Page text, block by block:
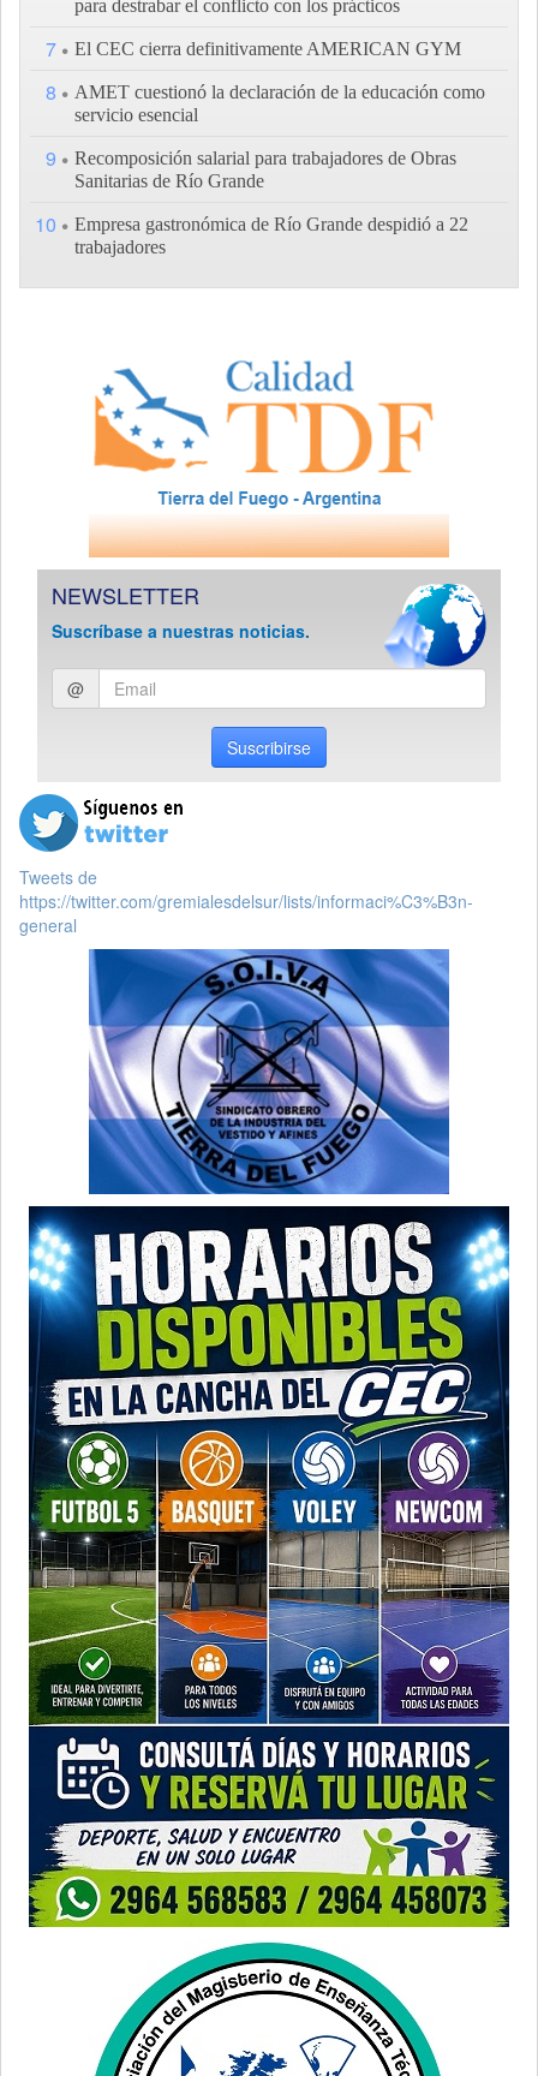
para destrabar el conflicto con los prácticos
7 El CEC cierra definitivamente AMERICAN GYM
8
AMET cuestionó la declaración de la educación como
servicio esencial
9
Recomposición salarial para trabajadores de Obras
Sanitarias de Río Grande
10
Empresa gastronómica de Río Grande despidió a 22
trabajadores
NEWSLETTER
Suscríbase a nuestras noticias.
Ingresar
email
@
Suscribirse
Tweets de
https://twitter.com/gremialesdelsur/lists/informaci%C3%B3n-
general